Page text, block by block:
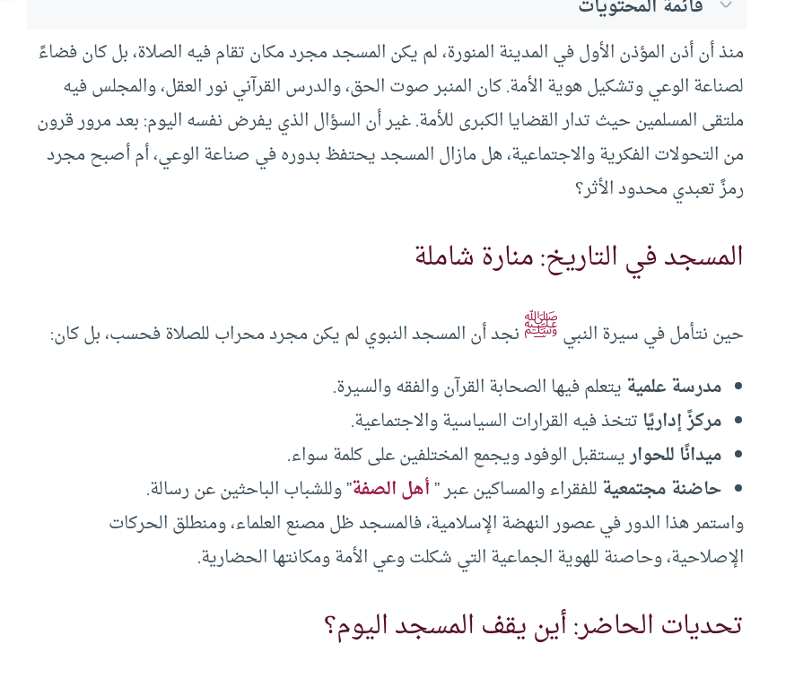
قائمة المحتويات
منذ أن أذن المؤذن الأول في المدينة المنورة، لم يكن المسجد مجرد مكان تقام فيه الصلاة، بل كان فضاءً
لصناعة الوعي وتشكيل هوية الأمة. كان المنبر صوت الحق، والدرس القرآني نور العقل، والمجلس فيه
ملتقى المسلمين حيث تدار القضايا الكبرى للأمة. غير أن السؤال الذي يفرض نفسه اليوم: بعد مرور قرون
من التحولات الفكرية والاجتماعية، هل مازال المسجد يحتفظ بدوره في صناعة الوعي، أم أصبح مجرد
رمزً تعبدي محدود الأثر؟
المسجد في التاريخ: منارة شاملة
حين نتأمل في سيرة النبيﷺنجد أن المسجد النبوي لم يكن مجرد محراب للصلاة فحسب، بل كان:
مدرسة علميةيتعلم فيها الصحابة القرآن والفقه والسيرة.
مركزً إداريًاتتخذ فيه القرارات السياسية والاجتماعية.
ميدانًا للحواريستقبل الوفود ويجمع المختلفين على كلمة سواء.
حاضنة مجتمعيةللفقراء والمساكين عبر ”أهل الصفة” وللشباب الباحثين عن رسالة.
واستمر هذا الدور في عصور النهضة الإسلامية، فالمسجد ظل مصنع العلماء، ومنطلق الحركات
الإصلاحية، وحاصنة للهوية الجماعية التي شكلت وعي الأمة ومكانتها الحضارية.
تحديات الحاضر: أين يقف المسجد اليوم؟